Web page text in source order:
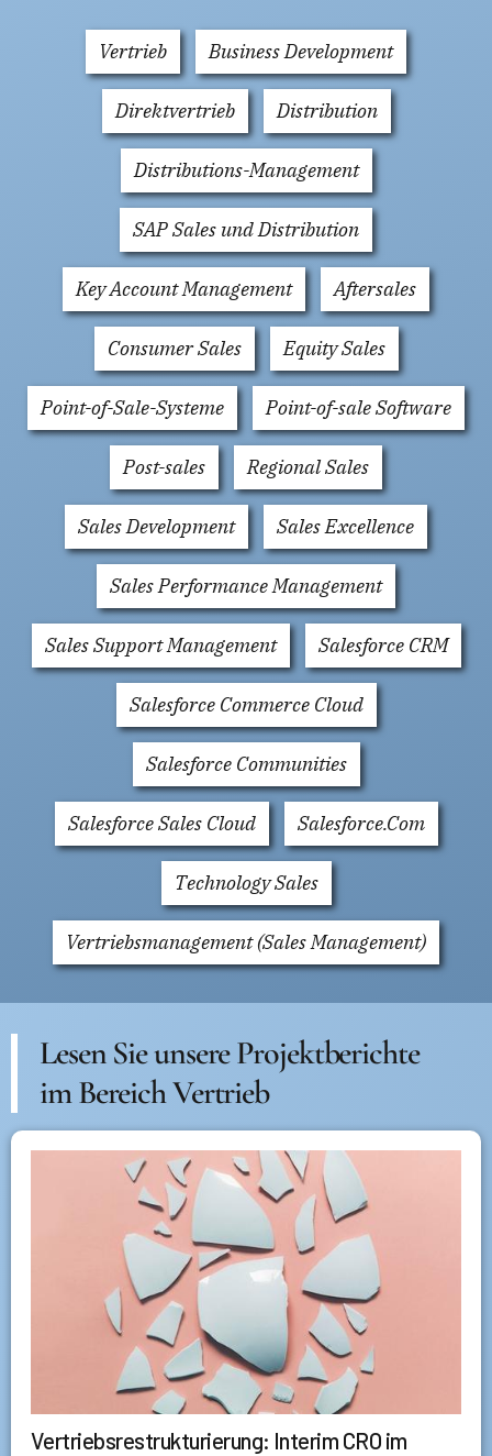
Vertrieb Business Development
Direktvertrieb Distribution
Distributions-Management
SAP Sales und Distribution
Key Account Management Aftersales
Consumer Sales Equity Sales
Point-of-Sale-Systeme Point-of-sale Software
Post-sales Regional Sales
Sales Development Sales Excellence
Sales Performance Management
Sales Support Management Salesforce CRM
Salesforce Commerce Cloud
Salesforce Communities
Salesforce Sales Cloud Salesforce.Com
Technology Sales
Vertriebsmanagement (Sales Management)
Lesen Sie unsere Projektberichte
im Bereich Vertrieb
Vertriebsrestrukturierung: Interim CRO im